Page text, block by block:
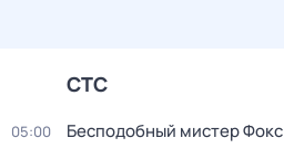
СТС
05:00 Бесподобный мистер Фокс